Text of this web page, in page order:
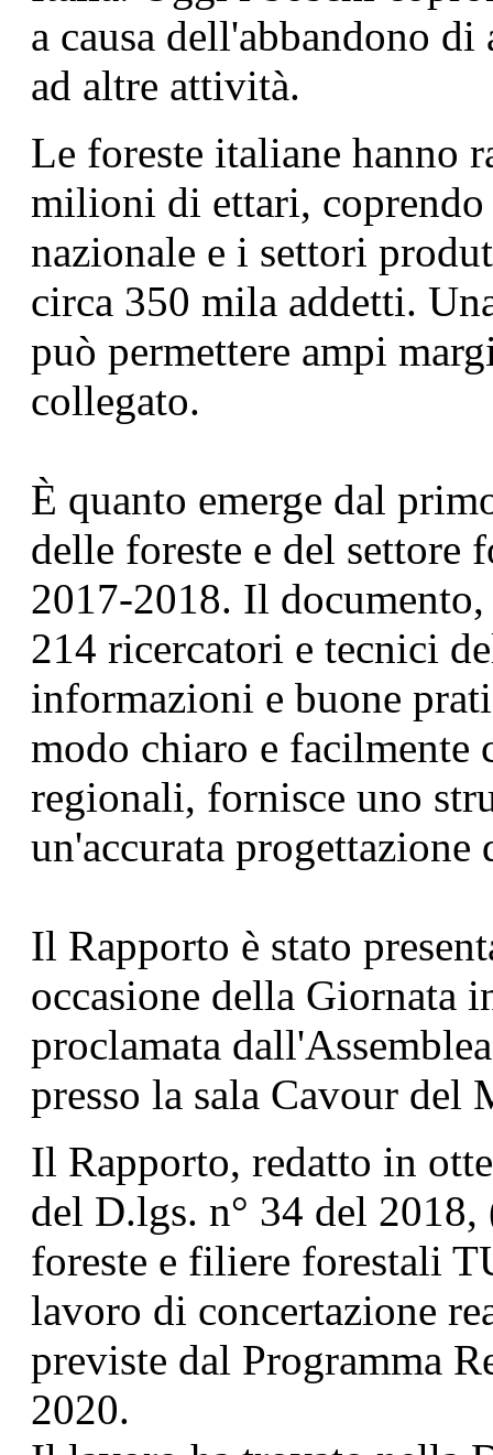
a causa dell'abbandono di
ad altre attività.
Le foreste italiane hanno
milioni di ettari,
nazionale e i settori
circa 350 mila addetti.
può permettere ampi
collegato.
È quanto emerge dal
delle foreste e del
2017-2018. Il
214 ricercatori e tecnici
informazioni e buone
modo chiaro e facilmente
regionali, fornisce uno
un'accurata
Il Rapporto è stato
occasione della Giornata
proclamata
presso la sala Cavour del
Il Rapporto, redatto in
del D.lgs. n° 34 del
foreste e filiere forestali
lavoro di concertazione
previste dal Programma
2020.